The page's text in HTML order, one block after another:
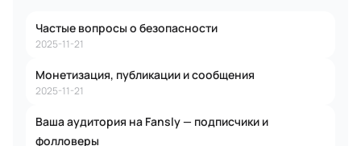
Частые вопросы о безопасности
2025-11-21
Монетизация, публикации и сообщения
2025-11-21
Ваша аудитория на Fansly — подписчики и
фолловеры